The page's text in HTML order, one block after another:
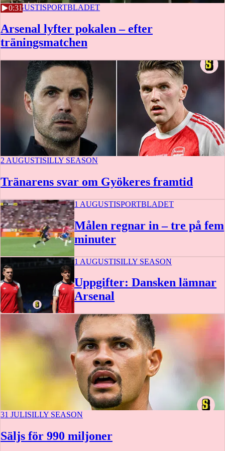
0:31
2 AUGUSTISPORTBLADET
Arsenal lyfter pokalen – efter
träningsmatchen
2 AUGUSTISILLY SEASON
Tränarens svar om Gyökeres framtid
1 AUGUSTISPORTBLADET
Målen regnar in – tre på fem
minuter
1 AUGUSTISILLY SEASON
Uppgifter: Dansken lämnar
Arsenal
31 JULISILLY SEASON
Säljs för 990 miljoner